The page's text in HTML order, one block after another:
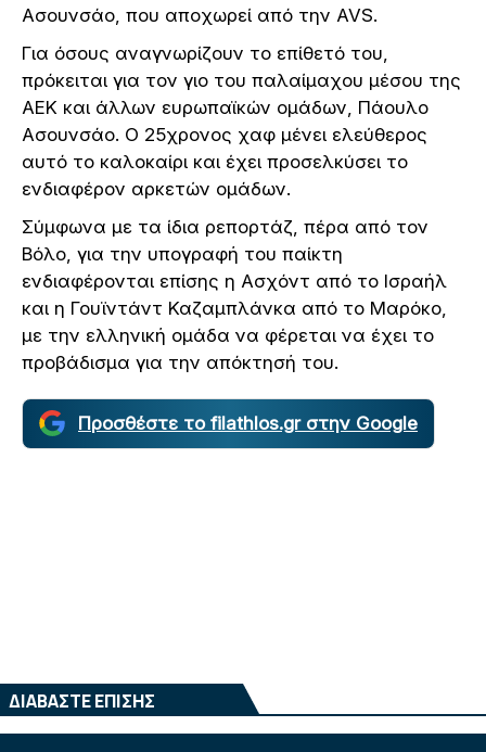
Ασουνσάο, που αποχωρεί από την AVS.
Για όσους αναγνωρίζουν το επίθετό του,
πρόκειται για τον γιο του παλαίμαχου μέσου της
ΑΕΚ και άλλων ευρωπαϊκών ομάδων, Πάουλο
Ασουνσάο. Ο 25χρονος χαφ μένει ελεύθερος
αυτό το καλοκαίρι και έχει προσελκύσει το
ενδιαφέρον αρκετών ομάδων.
Σύμφωνα με τα ίδια ρεπορτάζ, πέρα από τον
Βόλο, για την υπογραφή του παίκτη
ενδιαφέρονται επίσης η Ασχόντ από το Ισραήλ
και η Γουϊντάντ Καζαμπλάνκα από το Μαρόκο,
με την ελληνική ομάδα να φέρεται να έχει το
προβάδισμα για την απόκτησή του.
Προσθέστε το filathlos.gr στην Google
ΔΙΑΒΑΣΤΕ ΕΠΙΣΗΣ